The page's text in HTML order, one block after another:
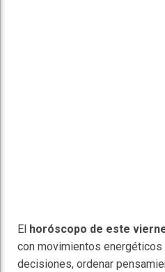
El horóscopo de este
con movimientos energéticos
decisiones, ordenar